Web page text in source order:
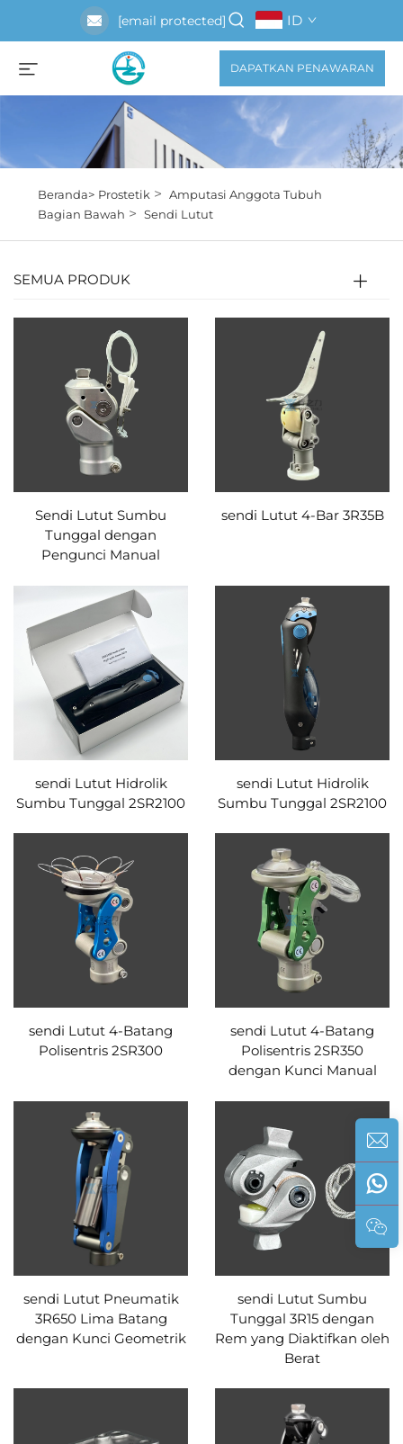
[email protected] ID
DAPATKAN PENAWARAN
Beranda> Prostetik> Amputasi Anggota Tubuh
Bagian Bawah > Sendi Lutut
SEMUA PRODUK
Sendi Lutut Sumbu
Tunggal dengan
Pengunci Manual
sendi Lutut 4-Bar 3R35B
sendi Lutut Hidrolik
Sumbu Tunggal 2SR2100
sendi Lutut Hidrolik
Sumbu Tunggal 2SR2100
sendi Lutut 4-Batang
Polisentris 2SR300
sendi Lutut 4-Batang
Polisentris 2SR350
dengan Kunci Manual
sendi Lutut Pneumatik
3R650 Lima Batang
dengan Kunci Geometrik
sendi Lutut Sumbu
Tunggal 3R15 dengan
Rem yang Diaktifkan oleh
Berat